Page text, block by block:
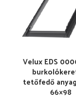
Velux EDS
tetőfedő
66×98